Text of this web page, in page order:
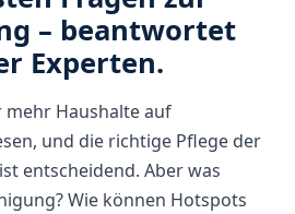
– beantwortet
Experten.
Haushalte auf
und die richtige Pflege der
entscheidend. Aber was
Wie können Hotspots